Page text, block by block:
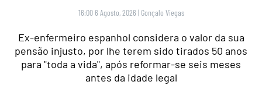
16:00 6 Agosto, 2026 | Gonçalo Viegas
Ex-enfermeiro espanhol considera o valor da sua
pensão injusto, por lhe terem sido tirados 50 anos
para "toda a vida", após reformar-se seis meses
antes da idade legal